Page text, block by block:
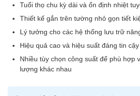
Tuổi thọ chu kỳ dài và ổn định nhiệt
Thiết kế gắn trên tường nhỏ gọn tiết
Lý tưởng cho các hệ thống lưu trữ
Hiệu quả cao và hiệu suất đáng tin cậy
Nhiều tùy chọn công suất để phù hợp
lượng khác nhau